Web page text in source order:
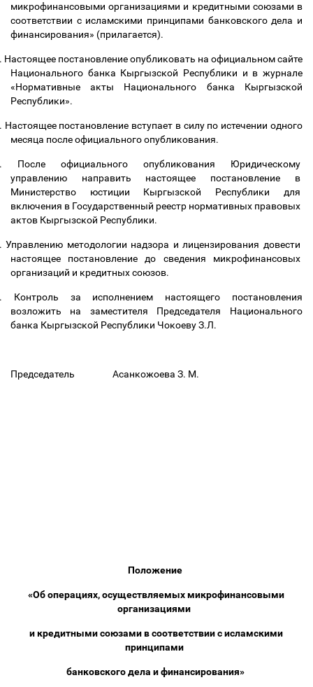
микрофинансовыми организациями и кредитными союзами в
соответствии с исламскими принципами банковского дела и
финансирования» (прилагается).
Настоящее постановление опубликовать на официальном сайте
Национального банка Кыргызской Республики и в журнале
«Нормативные акты Национального банка Кыргызской
Республики».
Настоящее постановление вступает в силу по истечении одного
месяца после официального опубликования.
После официального опубликования Юридическому
управлению направить настоящее постановление в
Министерство юстиции Кыргызской Республики для
включения в Государственный реестр нормативных правовых
актов Кыргызской Республики.
Управлению методологии надзора и лицензирования довести
настоящее постановление до сведения микрофинансовых
организаций и кредитных союзов.
Контроль за исполнением настоящего постановления
возложить на заместителя Председателя Национального
банка Кыргызской Республики Чокоеву З.Л.
Председатель Асанкожоева З. М.
Положение
«Об операциях, осуществляемых микрофинансовыми
организациями
и кредитными союзами в соответствии с исламскими
принципами
банковского дела и финансирования»